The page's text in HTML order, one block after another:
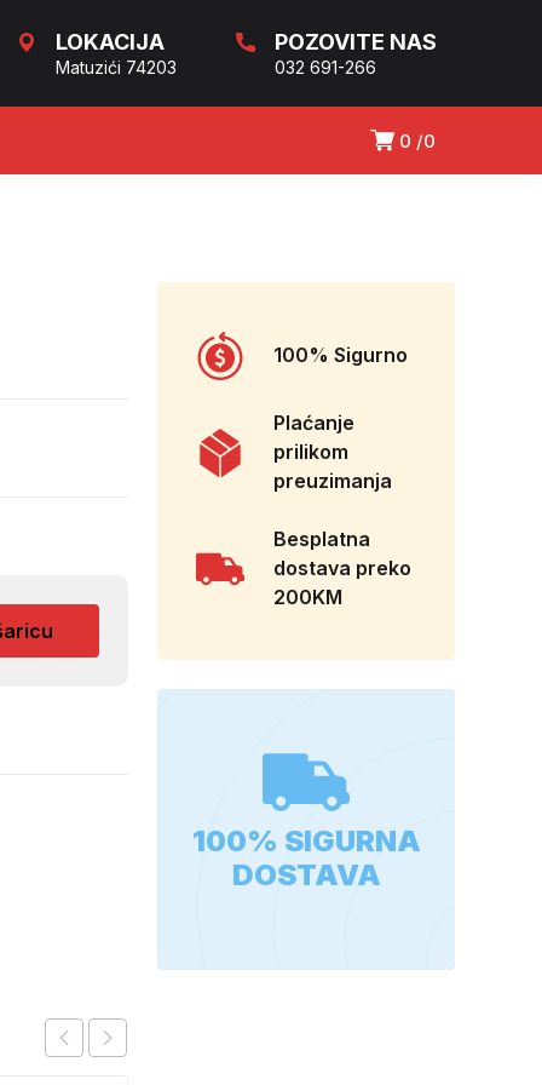
LOKACIJA
Matuzići 74203
POZOVITE NAS
032 691-266
0 0
100% Sigurno
Plaćanje
prilikom
preuzimanja
Besplatna
dostava preko
200KM
100% SIGURNA
DOSTAVA